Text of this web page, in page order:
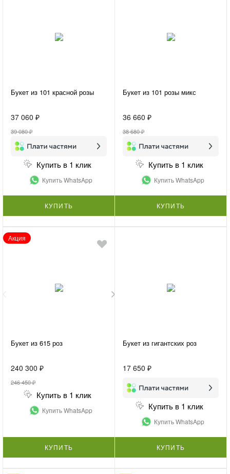
Букет из 101 красной розы
37 060 ₽
39 080 ₽
Купить в 1 клик
Купить WhatsApp
КУПИТЬ
Букет из 101 розы микс
36 660 ₽
38 680 ₽
Купить в 1 клик
Купить WhatsApp
КУПИТЬ
Акция
Букет из 615 роз
240 300 ₽
246 450 ₽
Купить в 1 клик
Купить WhatsApp
КУПИТЬ
Букет из гигантских роз
17 650 ₽
Купить в 1 клик
Купить WhatsApp
КУПИТЬ